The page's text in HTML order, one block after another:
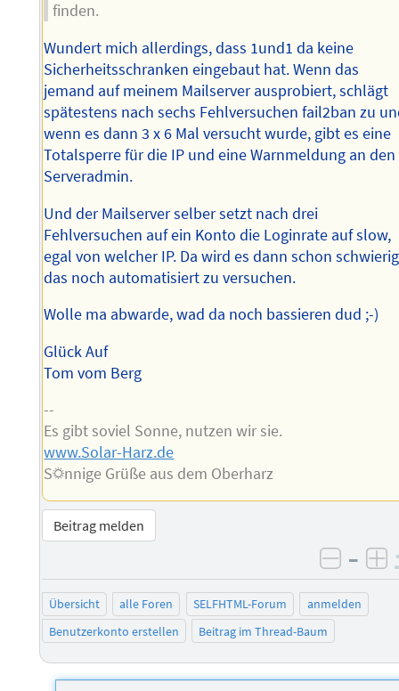
finden.
Wundert mich allerdings, dass 1und1 da keine
Sicherheitsschranken eingebaut hat. Wenn das
jemand auf meinem Mailserver ausprobiert, schlägt
spätestens nach sechs Fehlversuchen fail2ban zu
wenn es dann 3 x 6 Mal versucht wurde, gibt es eine
Totalsperre für die IP und eine Warnmeldung an den
Serveradmin.
Und der Mailserver selber setzt nach drei
Fehlversuchen auf ein Konto die Loginrate auf slow,
egal von welcher IP. Da wird es dann schon
das noch automatisiert zu versuchen.
Wolle ma abwarde, wad da noch bassieren dud ;-)
Glück Auf
Tom vom Berg
--
Es gibt soviel Sonne, nutzen wir sie.
www.Solar-Harz.de
S☼nnige Grüße aus dem Oberharz
Beitrag melden
–
Übersicht alle Foren SELFHTML-Forum
anmelden
Benutzerkonto erstellen
Beitrag im Thread-Baum